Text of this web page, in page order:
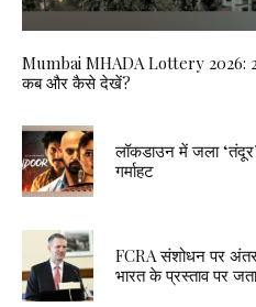
Mumbai MHADA Lottery 2026:
कब और कैसे देखें?
लॉकडाउन में जला
गर्माहट
FCRA संशोधन पर
भारत के प्रस्ताव पर